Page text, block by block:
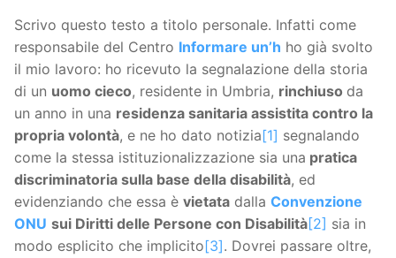
Scrivo questo testo a titolo personale. Infatti come
responsabile del Centro Informare un’h ho già svolto
il mio lavoro: ho ricevuto la segnalazione della storia
di un uomo cieco, residente in Umbria, rinchiuso da
un anno in una residenza sanitaria assistita contro la
propria volontà, e ne ho dato notizia[1] segnalando
come la stessa istituzionalizzazione sia una pratica
discriminatoria sulla base della disabilità, ed
evidenziando che essa è vietata dalla Convenzione
ONU sui Diritti delle Persone con Disabilità[2] sia in
modo esplicito che implicito[3]. Dovrei passare oltre,